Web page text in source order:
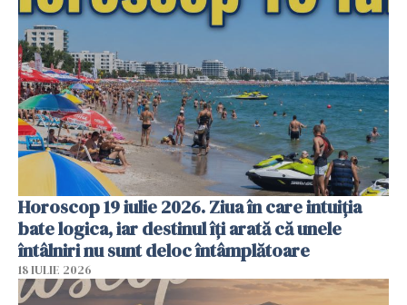
Horoscop 19 iulie 2026. Ziua în care intuiția
bate logica, iar destinul îți arată că unele
întâlniri nu sunt deloc întâmplătoare
18 IULIE 2026